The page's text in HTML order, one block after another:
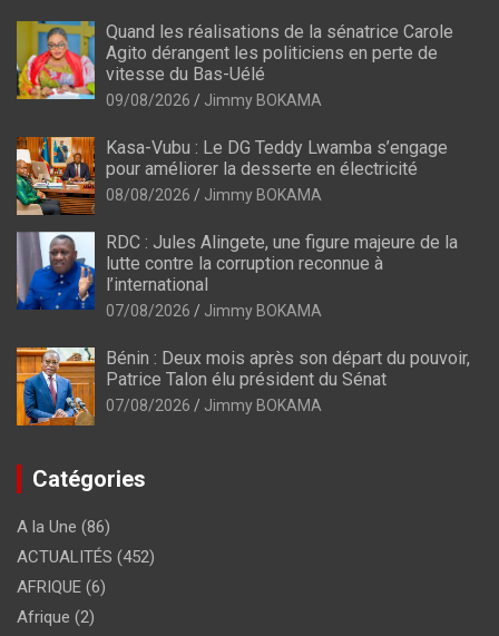
Quand les réalisations de la sénatrice Carole
Agito dérangent les politiciens en perte de
vitesse du Bas-Uélé
09/08/2026 Jimmy BOKAMA
Kasa-Vubu : Le DG Teddy Lwamba s’engage
pour améliorer la desserte en électricité
08/08/2026 Jimmy BOKAMA
RDC : Jules Alingete, une figure majeure de la
lutte contre la corruption reconnue à
l’international
07/08/2026 Jimmy BOKAMA
Bénin : Deux mois après son départ du pouvoir,
Patrice Talon élu président du Sénat
07/08/2026 Jimmy BOKAMA
Catégories
A la Une (86)
ACTUALITÉS (452)
AFRIQUE (6)
Afrique (2)